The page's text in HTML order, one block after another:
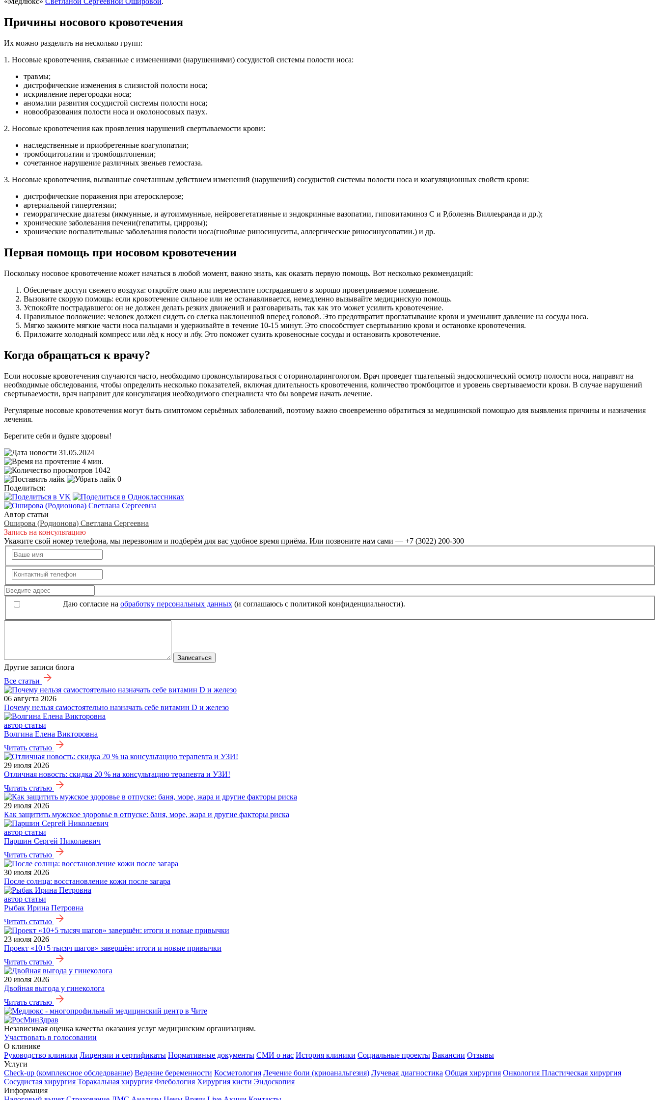
Причины носового кровотечения
Их можно разделить на несколько групп:
1. Носовые кровотечения, связанные с изменениями (нарушениями) сосудистой системы полости носа:
травмы;
дистрофические изменения в слизистой полости носа;
искривление перегородки носа;
аномалии развития сосудистой системы полости носа;
новообразования полости носа и околоносовых пазух.
2. Носовые кровотечения как проявления нарушений свертываемости крови:
наследственные и приобретенные коагулопатии;
тромбоцитопатии и тромбоцитопении;
сочетанное нарушение различных звеньев гемостаза.
3. Носовые кровотечения, вызванные сочетанным действием изменений (нарушений) сосудистой системы полости носа и коагуляционных свойств крови:
дистрофические поражения при атеросклерозе;
артериальной гипертензии;
геморрагические диатезы (иммунные, и аутоиммунные, нейровегетативные и эндокринные вазопатии, гиповитаминоз С и Р,болезнь Виллеьранда и др.);
хронические заболевания печени(гепатиты, циррозы);
хронические воспалительные заболевания полости носа(гнойные риносинуситы, аллергические риносинусопатии.) и др.
Первая помощь при носовом кровотечении
Поскольку носовое кровотечение может начаться в любой момент, важно знать, как оказать первую помощь. Вот несколько рекомендаций:
Обеспечьте доступ свежего воздуха: откройте окно или переместите пострадавшего в хорошо проветриваемое помещение.
Вызовите скорую помощь: если кровотечение сильное или не останавливается, немедленно вызывайте медицинскую помощь.
Успокойте пострадавшего: он не должен делать резких движений и разговаривать, так как это может усилить кровотечение.
Правильное положение: человек должен сидеть со слегка наклоненной вперед головой. Это предотвратит проглатывание крови и уменьшит давление на сосуды носа.
Мягко зажмите мягкие части носа пальцами и удерживайте в течение 10-15 минут. Это способствует свертыванию крови и остановке кровотечения.
Приложите холодный компресс или лёд к носу и лбу. Это поможет сузить кровеносные сосуды и остановить кровотечение.
Когда обращаться к врачу?
Если носовые кровотечения случаются часто, необходимо проконсультироваться с оториноларингологом. Врач проведет тщательный эндоскопический осмотр полости носа, направит на
необходимые обследования, чтобы определить несколько показателей, включая длительность кровотечения, количество тромбоцитов и уровень свертываемости крови. В случае нарушений
свертываемости, врач направит для консультация необходимого специалиста что бы вовремя начать лечение.
Регулярные носовые кровотечения могут быть симптомом серьёзных заболеваний, поэтому важно своевременно обратиться за медицинской помощью для выявления причины и назначения
лечения.
Берегите себя и будьте здоровы!
31.05.2024
4 мин.
1042
0
Поделиться:
Автор статьи
Оширова (Родионова) Светлана Сергеевна
Запись на консультацию
Укажите свой номер телефона, мы перезвоним и подберём для вас удобное время приёма. Или позвоните нам сами — +7 (3022) 200-300
Даю согласие на обработку персональных данных(и соглашаюсь с политикой конфиденциальности).
Записаться
Другие записи блога
Все статьи
06 августа 2026
Почему нельзя самостоятельно назначать себе витамин D и железо
автор статьи
Волгина Елена Викторовна
Читать статью
29 июля 2026
Отличная новость: скидка 20 % на консультацию терапевта и УЗИ!
Читать статью
29 июля 2026
Как защитить мужское здоровье в отпуске: баня, море, жара и другие факторы риска
автор статьи
Паршин Сергей Николаевич
Читать статью
30 июля 2026
После солнца: восстановление кожи после загара
автор статьи
Рыбак Ирина Петровна
Читать статью
23 июля 2026
Проект «10+5 тысяч шагов» завершён: итоги и новые привычки
Читать статью
20 июля 2026
Двойная выгода у гинеколога
Читать статью
Независимая оценка качества оказания услуг медицинским организациям.
Участвовать в голосовании
О клинике
Руководство клиники Лицензии и сертификаты Нормативные документы СМИ о нас История клиники Социальные проекты Вакансии Отзывы
Услуги
Check-up (комплексное обследование) Ведение беременности Косметология Лечение боли (криоанальгезия) Лучевая диагностика Общая хирургия Онкология Пластическая хирургия
Сосудистая хирургия Торакальная хирургия Флебология Хирургия кисти Эндоскопия
Информация